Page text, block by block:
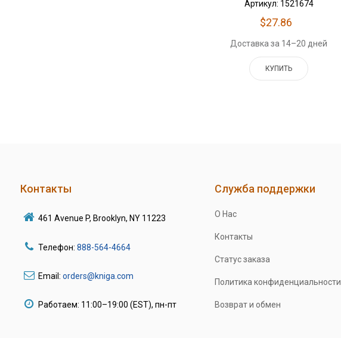
Артикул: 1521674
$27.86
Доставка за 14–20 дней
КУПИТЬ
Контакты
461 Avenue P, Brooklyn, NY 11223
Телефон: 888-564-4664
Email: orders@kniga.com
Работаем: 11:00–19:00 (EST), пн-пт
Служба поддержки
О Нас
Контакты
Статус заказа
Политика конфиденциальности
Возврат и обмен